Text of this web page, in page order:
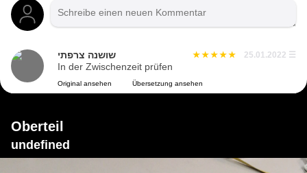
שושנה צרפתי 25.01.2022 ☰
In der Zwischenzeit prüfen
Original ansehen Übersetzung ansehen
Oberteil
undefined